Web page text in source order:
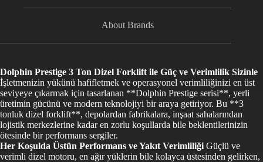
About Brands
Dolphin Prestige 3 Ton Dizel Forklift ile Güç ve Verimlilik Sizinle
İşletmenizin yükünü hafifletmek ve operasyonel verimliliğinizi en üst
seviyeye çıkarmak için tasarlanan **Dolphin Prestige serisi**, yerli
üretimin gücünü ve modern teknolojiyi bir araya getiriyor. Bu **3
tonluk dizel forklift**, depolardan fabrikalara, inşaat sahalarından
lojistik merkezlerine kadar en zorlu koşullarda bile beklentilerinizin
ötesinde bir performans sergiler.
Her Koşulda Üstün Performans ve Yakıt Verimliliği Güçlü ve
verimli dizel motoru, en ağır yüklerin bile kolayca üstesinden gelirken,